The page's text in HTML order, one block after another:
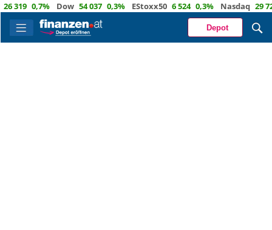
319 0,7% Dow 54 037 0,3% EStoxx50 6 524 0,3% Nasdaq 29 722
Depot